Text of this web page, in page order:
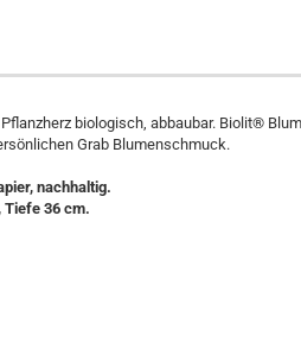
biologisch, abbaubar. Biolit®
Grab Blumenschmuck.
nachhaltig.
Tiefe 36 cm.